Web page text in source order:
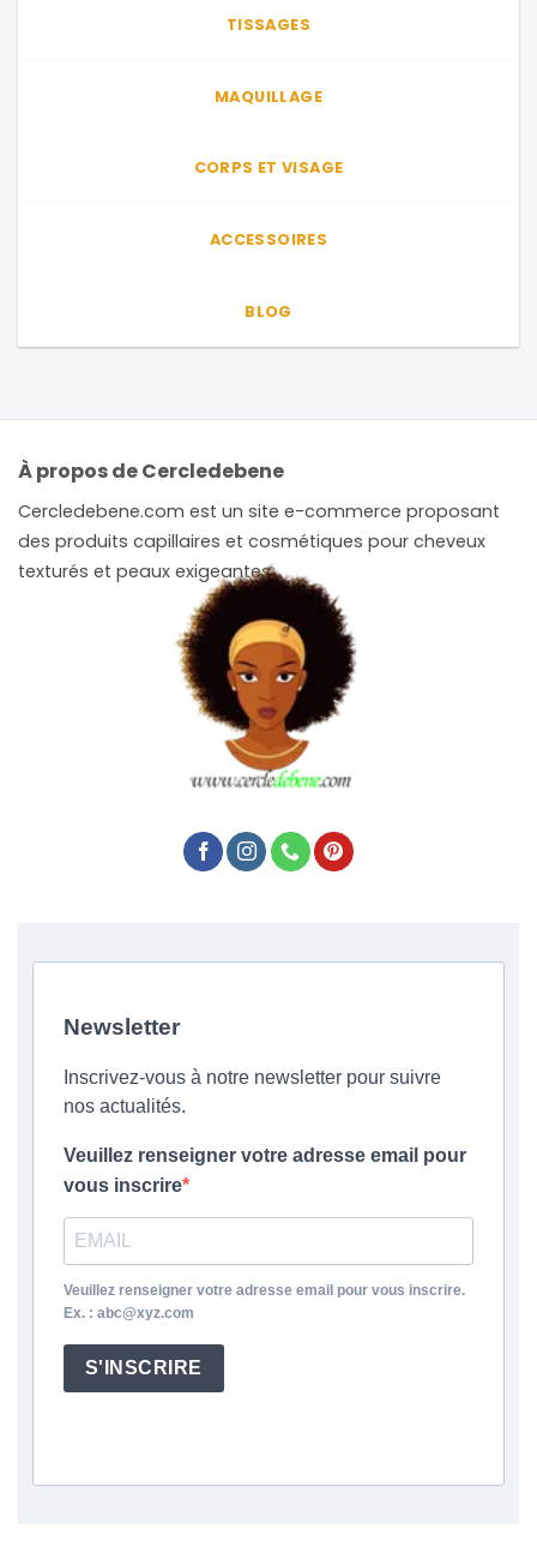
TISSAGES
MAQUILLAGE
CORPS ET VISAGE
ACCESSOIRES
BLOG
À propos de Cercledebene
Cercledebene.com est un site e-commerce proposant
des produits capillaires et cosmétiques pour cheveux
texturés et peaux exigeantes.
Newsletter
Inscrivez-vous à notre newsletter pour suivre
nos actualités.
Veuillez renseigner votre adresse email pour
vous inscrire
Veuillez renseigner votre adresse email pour vous inscrire.
Ex. : abc@xyz.com
S'INSCRIRE